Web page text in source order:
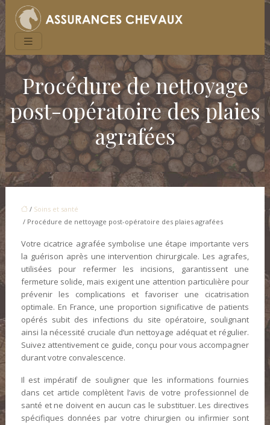
Procédure de nettoyage
post-opératoire des plaies
agrafées
/ Soins et santé
/ Procédure de nettoyage post-opératoire des plaies agrafées
Votre cicatrice agrafée symbolise une étape importante vers
la guérison après une intervention chirurgicale. Les agrafes,
utilisées pour refermer les incisions, garantissent une
fermeture solide, mais exigent une attention particulière pour
prévenir les complications et favoriser une cicatrisation
optimale. En France, une proportion significative de patients
opérés subit des infections du site opératoire, soulignant
ainsi la nécessité cruciale d’un nettoyage adéquat et régulier.
Suivez attentivement ce guide, conçu pour vous accompagner
durant votre convalescence.
Il est impératif de souligner que les informations fournies
dans cet article complètent l’avis de votre professionnel de
santé et ne doivent en aucun cas le substituer. Les directives
spécifiques données par votre chirurgien ou infirmier sont